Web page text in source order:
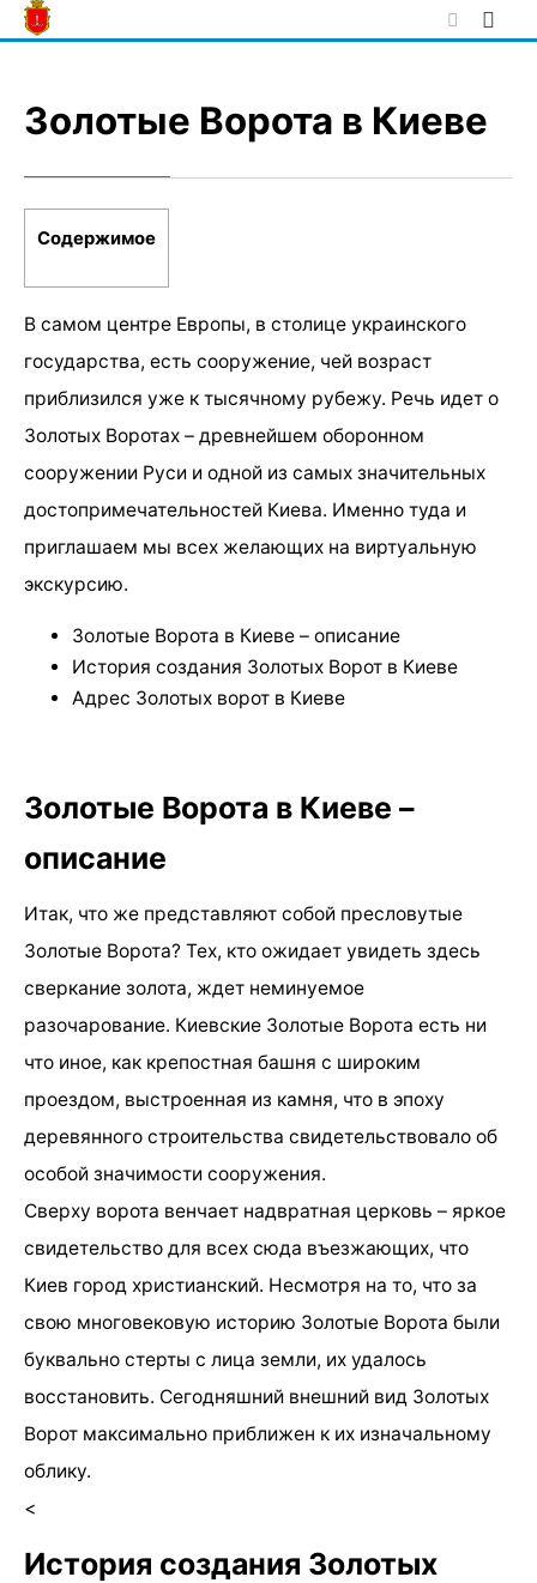
Skip
to
Золотые Ворота в Киеве
Содержимое
В самом центре Европы, в столице украинского
государства, есть сооружение, чей возраст
приблизился уже к тысячному рубежу. Речь идет о
Золотых Воротах – древнейшем оборонном
сооружении Руси и одной из самых значительных
достопримечательностей Киева. Именно туда и
приглашаем мы всех желающих на виртуальную
экскурсию.
Золотые Ворота в Киеве – описание
История создания Золотых Ворот в Киеве
Адрес Золотых ворот в Киеве
Золотые Ворота в Киеве –
описание
Итак, что же представляют собой пресловутые
Золотые Ворота? Тех, кто ожидает увидеть здесь
сверкание золота, ждет неминуемое
разочарование. Киевские Золотые Ворота есть ни
что иное, как крепостная башня с широким
проездом, выстроенная из камня, что в эпоху
деревянного строительства свидетельствовало об
особой значимости сооружения.
Сверху ворота венчает надвратная церковь – яркое
свидетельство для всех сюда въезжающих, что
Киев город христианский. Несмотря на то, что за
свою многовековую историю Золотые Ворота были
буквально стерты с лица земли, их удалось
восстановить. Сегодняшний внешний вид Золотых
Ворот максимально приближен к их изначальному
облику.
<
История создания Золотых